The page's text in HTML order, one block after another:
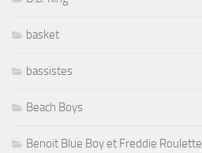
basket
bassistes
Beach Boys
Benoit Blue Boy et Freddie Roulette